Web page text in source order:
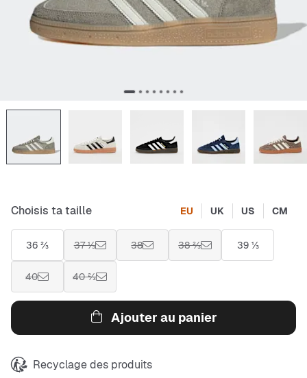
Choisis ta taille EU UK US CM
36 ⅔ 37 ⅓ 38 38 ⅔ 39 ⅓
40 40 ⅔
Ajouter au panier
Recyclage des produits